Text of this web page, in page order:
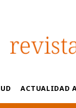
ACTUALIDAD